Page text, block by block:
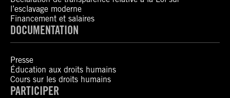
l’esclavage moderne
Financement et salaires
DOCUMENTATION
Presse
Éducation aux droits humains
Cours sur les droits humains
PARTICIPER